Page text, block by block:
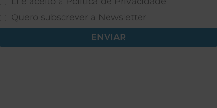
Quero subscrever a Newsletter
ENVIAR